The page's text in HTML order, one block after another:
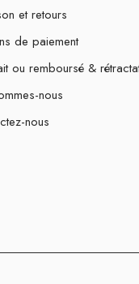
et retours
de paiement
ou remboursé &
nous
nous